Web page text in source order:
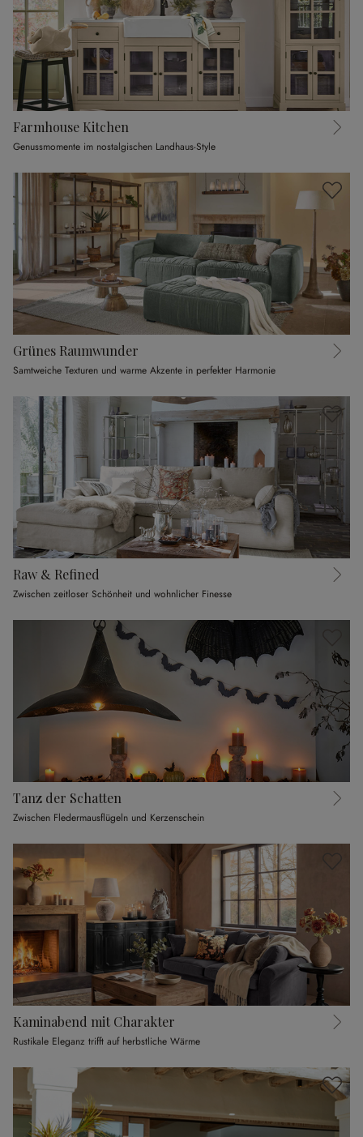
Farmhouse Kitchen
Genussmomente im nostalgischen Landhaus-Style
Grünes Raumwunder
Samtweiche Texturen und warme Akzente in perfekter Harmonie
Raw & Refined
Zwischen zeitloser Schönheit und wohnlicher Finesse
Tanz der Schatten
Zwischen Fledermausflügeln und Kerzenschein
Kaminabend mit Charakter
Rustikale Eleganz trifft auf herbstliche Wärme